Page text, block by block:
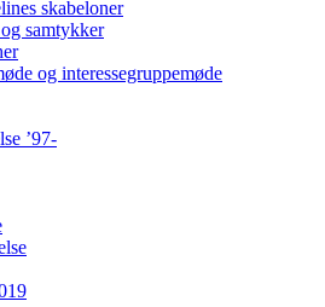
skabeloner
samtykker
og interessegruppemøde
’97-